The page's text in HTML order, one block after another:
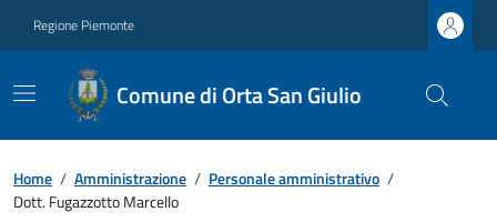
Regione Piemonte
Comune di Orta San Giulio
Home / Amministrazione / Personale amministrativo /
Dott. Fugazzotto Marcello